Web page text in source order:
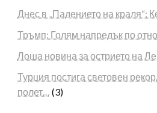
Днес в „Падението на краля“:
Тръмп: Голям напредък по
Лоша новина за острието на
Турция постига световен
полет… (3)